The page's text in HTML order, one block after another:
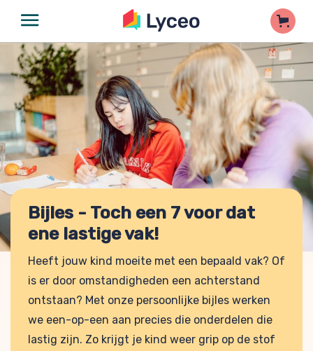
Bijles - Toch een 7 voor dat
ene lastige vak!
Heeft jouw kind moeite met een bepaald vak? Of
is er door omstandigheden een achterstand
ontstaan? Met onze persoonlijke bijles werken
we een-op-een aan precies die onderdelen die
lastig zijn. Zo krijgt je kind weer grip op de stof